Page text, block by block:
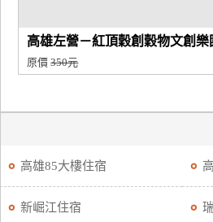
高雄左營－紅頂穀創穀物文創
原價350元
高雄85大樓住宿
新崛江住宿